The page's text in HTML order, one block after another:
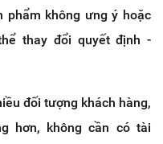
phẩm không ưng ý hoặc
thay đổi quyết định -
đối tượng khách hàng,
hơn, không cần có tài